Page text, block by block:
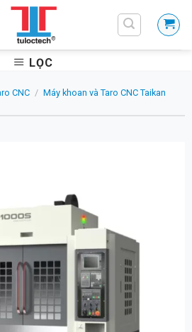
LỌC
CNC / Máy khoan và Taro CNC Taikan